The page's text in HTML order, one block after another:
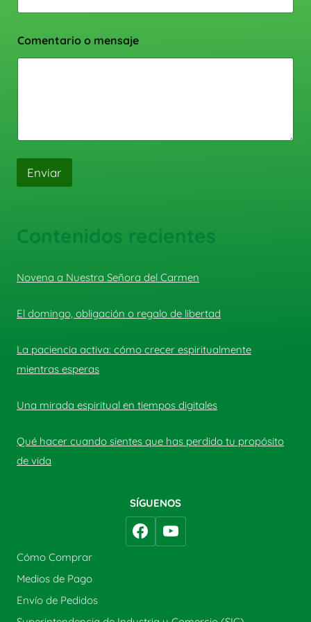
Comentario o mensaje
Enviar
Contenidos recientes
Novena a Nuestra Señora del Carmen
El domingo, obligación o regalo de libertad
La paciencia activa: cómo crecer espiritualmente
mientras esperas
Una mirada espiritual en tiempos digitales
Qué hacer cuando sientes que has perdido tu propósito
de vida
SÍGUENOS
Cómo Comprar
Medios de Pago
Envío de Pedidos